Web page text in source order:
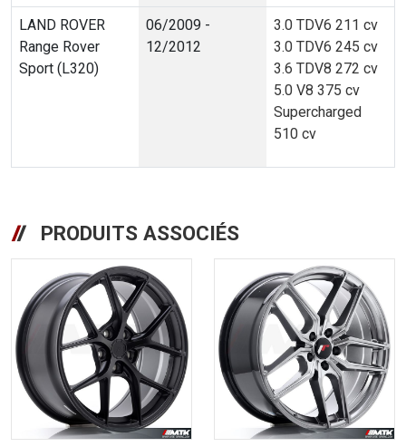
LAND ROVER
Range Rover
Sport (L320)
06/2009 -
12/2012
3.0 TDV6 211 cv
3.0 TDV6 245 cv
3.6 TDV8 272 cv
5.0 V8 375 cv
Supercharged
510 cv
PRODUITS ASSOCIÉS